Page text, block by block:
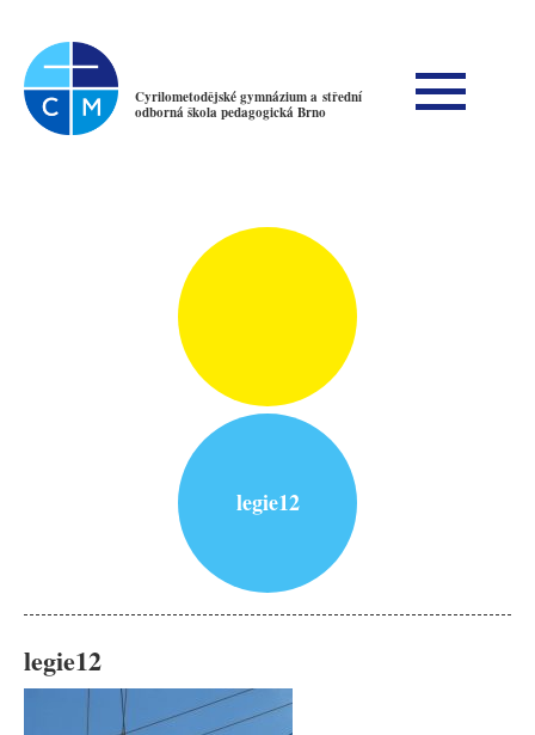
Cyrilometodějské gymnázium a střední
odborná škola pedagogická Brno
legie12
legie12